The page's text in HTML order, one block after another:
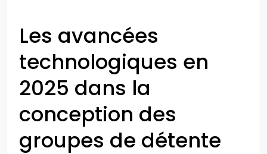
Les avancées
technologiques en
2025 dans la
conception des
groupes de détente